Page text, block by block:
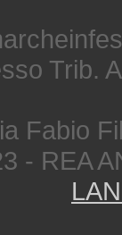
Trib.
Fabio
- REA